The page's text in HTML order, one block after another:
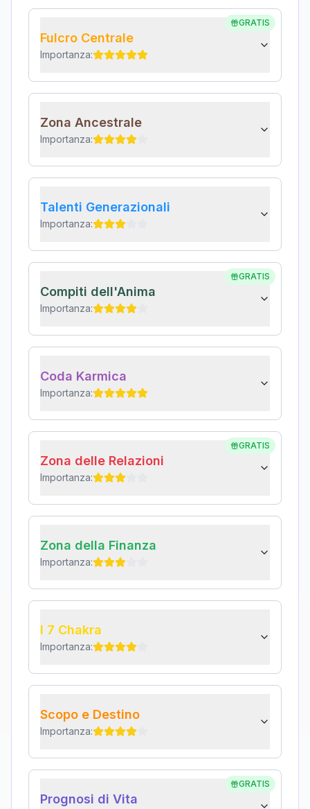
GRATIS
Fulcro Centrale
Importanza:
Zona Ancestrale
Importanza:
Talenti Generazionali
Importanza:
GRATIS
Compiti dell'Anima
Importanza:
Coda Karmica
Importanza:
GRATIS
Zona delle Relazioni
Importanza:
Zona della Finanza
Importanza:
I 7 Chakra
Importanza:
Scopo e Destino
Importanza:
GRATIS
Prognosi di Vita